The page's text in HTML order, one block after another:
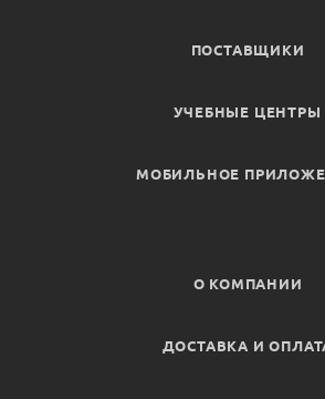
ПОСТАВЩИКИ
УЧЕБНЫЕ ЦЕНТРЫ
МОБИЛЬНОЕ
О КОМПАНИИ
ДОСТАВКА И